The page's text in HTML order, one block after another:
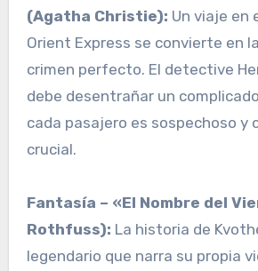
(Agatha Christie): Un viaje en
Orient Express se convierte en
crimen perfecto. El detective
debe desentrañar un
cada pasajero es sospechoso y
crucial.
Fantasía – «El Nombre del
Rothfuss): La historia de
legendario que narra su propia